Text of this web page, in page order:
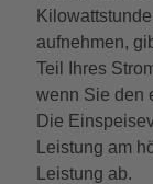
aufnehmen,
Teil Ihres
wenn Sie den
Die
Leistung am
Leistung ab.